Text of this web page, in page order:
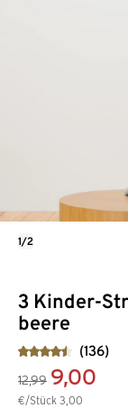
3 Kinder-
beere
(136)
12,99 9,00
€/Stück 3,00
1/2